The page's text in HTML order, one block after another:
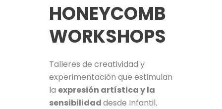
HONEYCOMB
WORKSHOPS
Talleres de creatividad y
experimentación que estimulan
la expresión artística y la
sensibilidaddesde Infantil.